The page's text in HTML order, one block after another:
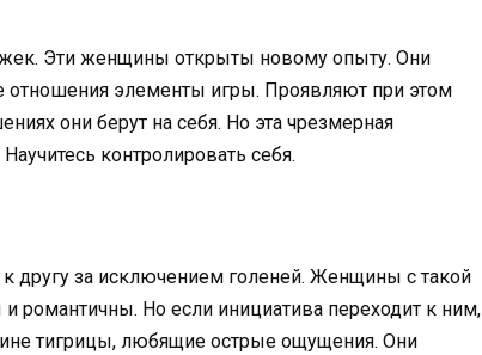
Эти женщины открыты новому опыту. Они
отношения элементы игры. Проявляют при этом
они берут на себя. Но эта чрезмерная
контролировать себя.
другу за исключением голеней. Женщины с такой
Но если инициатива переходит к ним,
тигрицы, любящие острые ощущения. Они